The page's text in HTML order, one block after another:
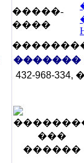
�����-
����
�������
432-968-